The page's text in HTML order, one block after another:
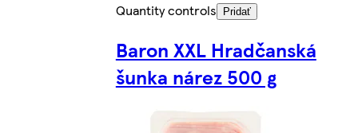
Quantity controls
Pridať
Baron XXL Hradčanská
šunka nárez 500 g